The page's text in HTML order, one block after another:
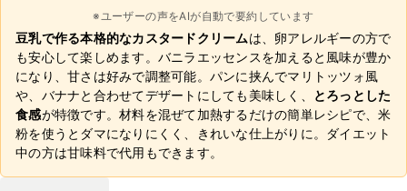
※ユーザーの声をAIが自動で要約しています
豆乳で作る本格的なカスタードクリームは、卵アレルギーの方で
も安心して楽しめます。バニラエッセンスを加えると風味が豊か
になり、甘さは好みで調整可能。パンに挟んでマリトッツォ風
や、バナナと合わせてデザートにしても美味しく、
とろっとした
食感が特徴です。材料を混ぜて加熱するだけの簡単レシピで、米
粉を使うとダマになりにくく、きれいな仕上がりに。ダイエット
中の方は甘味料で代用もできます。